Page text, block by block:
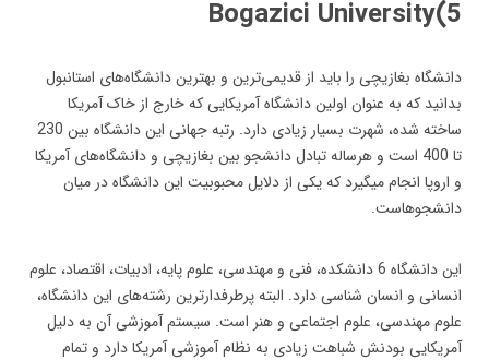
5)Bogazici University
دانشگاه بغازیچی را باید از قدیمی‌ترین و بهترین دانشگاه‌های استانبول
بدانید که به عنوان اولین دانشگاه آمریکایی که خارج از خاک آمریکا
ساخته شده، شهرت بسیار زیادی دارد. رتبه جهانی این دانشگاه بین 230
تا 400 است و هرساله تبادل دانشجو بین بغازیچی و دانشگاه‌های آمریکا
و اروپا انجام میگیرد که یکی از دلایل محبوبیت این دانشگاه در میان
دانشجوهاست.
این دانشگاه 6 دانشکده، فنی و مهندسی، علوم پایه، ادبیات، اقتصاد، علوم
انسانی و انسان شناسی دارد. البته پرطرفدارترین رشته‌های این دانشگاه،
علوم مهندسی، علوم اجتماعی و هنر است. سیستم آموزشی آن به دلیل
آمریکایی بودنش شباهت زیادی به نظام آموزشی آمریکا دارد و تمام